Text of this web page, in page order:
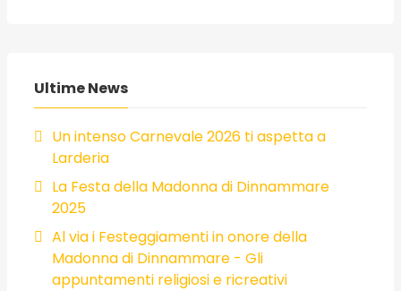
Ultime News
Un intenso Carnevale 2026 ti aspetta a
Larderia
La Festa della Madonna di Dinnammare
2025
Al via i Festeggiamenti in onore della
Madonna di Dinnammare - Gli
appuntamenti religiosi e ricreativi